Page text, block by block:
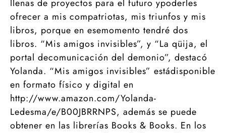
llenas de proyectos para el futuro ypoderles
ofrecer a mis compatriotas, mis triunfos y mis
libros, porque en esemomento tendré dos
libros. “Mis amigos invisibles”, y “La qüija, el
portal decomunicación del demonio”, destacó
Yolanda. “Mis amigos invisibles” estádisponible
en formato físico y digital en
http://www.amazon.com/Yolanda-
Ledesma/e/B00JBRRNPS, además se puede
obtener en las librerías Books & Books. En los